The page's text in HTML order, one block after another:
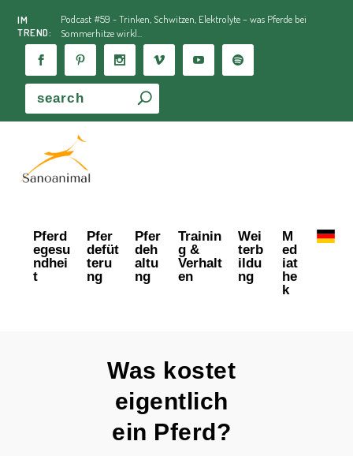
IM
TREND:
Podcast #59 - Trinken, Schwitzen, Elektrolyte – was Pferde bei
Sommerhitze wirkl...
Pferd
egesu
ndhei
t
Pfer
defüt
teru
ng
Pfer
deh
altu
ng
Trainin
g &
Verhalt
en
Wei
terb
ildu
ng
M
ed
iat
he
k
Was kostet
eigentlich
ein Pferd?